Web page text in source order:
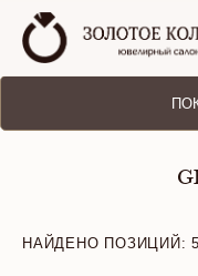
НАЙДЕНО ПОЗИЦИЙ: